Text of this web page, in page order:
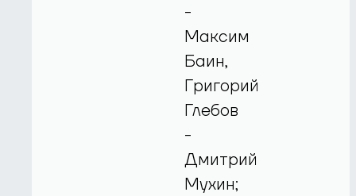
-
Максим
Баин,
Григорий
Глебов
-
Дмитрий
Мухин;